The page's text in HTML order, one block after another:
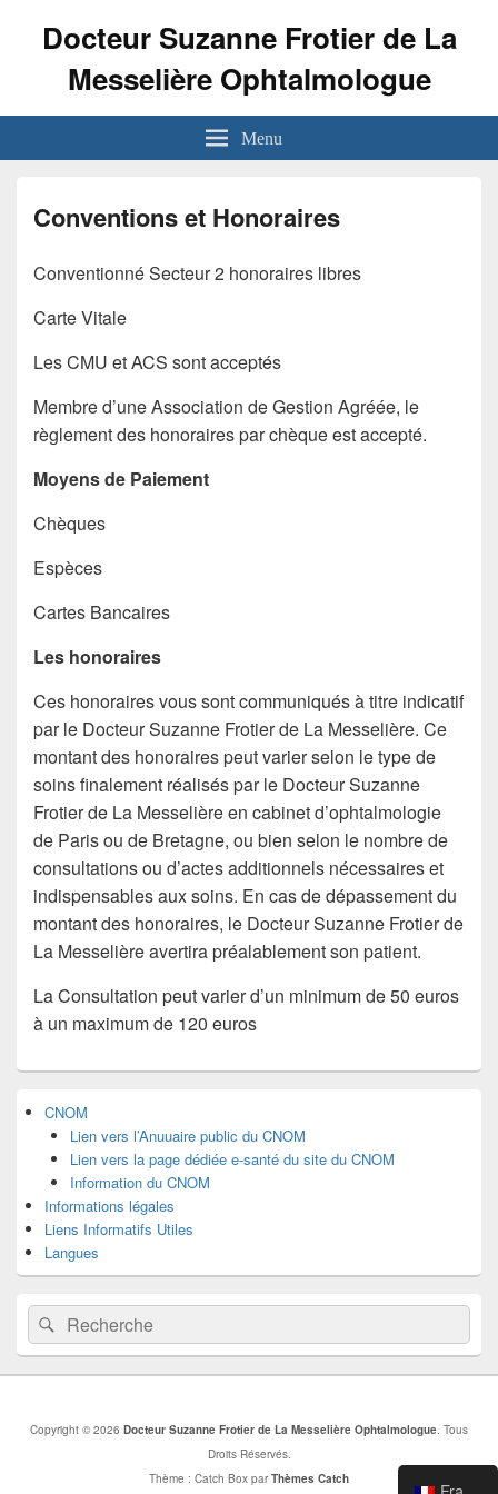
Docteur Suzanne Frotier de La
Messelière Ophtalmologue
Menu
Conventions et Honoraires
Conventionné Secteur 2 honoraires libres
Carte Vitale
Les CMU et ACS sont acceptés
Membre d’une Association de Gestion Agréée, le
règlement des honoraires par chèque est accepté.
Moyens de Paiement
Chèques
Espèces
Cartes Bancaires
Les honoraires
Ces honoraires vous sont communiqués à titre indicatif
par le Docteur Suzanne Frotier de La Messelière. Ce
montant des honoraires peut varier selon le type de
soins finalement réalisés par le Docteur Suzanne
Frotier de La Messelière en cabinet d’ophtalmologie
de Paris ou de Bretagne, ou bien selon le nombre de
consultations ou d’actes additionnels nécessaires et
indispensables aux soins. En cas de dépassement du
montant des honoraires, le Docteur Suzanne Frotier de
La Messelière avertira préalablement son patient.
La Consultation peut varier d’un minimum de 50 euros
à un maximum de 120 euros
principale
widget
la
barre
latérale
CNOM
Lien vers l’Anuuaire public du CNOM
Lien vers la page dédiée e-santé du site du CNOM
Information du CNOM
Informations légales
Liens Informatifs Utiles
Langues
Recherche :
Recherche
Copyright © 2026 Docteur Suzanne Frotier de La Messelière Ophtalmologue. Tous
Droits Réservés.
Thème : Catch Box parThèmes Catch